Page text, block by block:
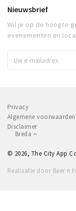
Nieuwsbrief
Wil je op de hoogte
evenementen en
Privacy
Algemene voorwaarden
Disclaimer
Breda
© 2026, The City App
Realisatie door Beer n